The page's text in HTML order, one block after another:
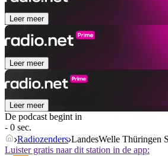
Leer meer
Leer meer
Leer meer
De podcast begint in
- 0 sec.
Radiozenders LandesWelle Thüringen
Luister gratis naar dit station in de app: